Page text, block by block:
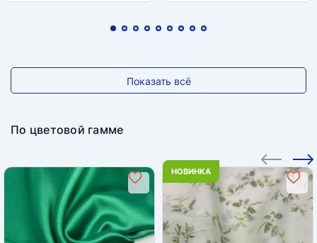
Показать всё
По цветовой гамме
НОВИНКА